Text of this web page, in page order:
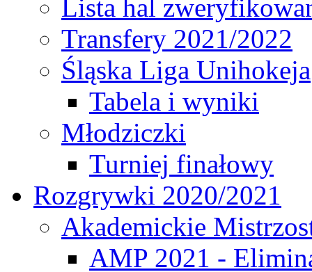
Lista hal
Transfery 2021/2022
Śląska Liga Unihokeja
Tabela i wyniki
Młodziczki
Turniej finałowy
Rozgrywki 2020/2021
Akademickie
AMP 2021 -